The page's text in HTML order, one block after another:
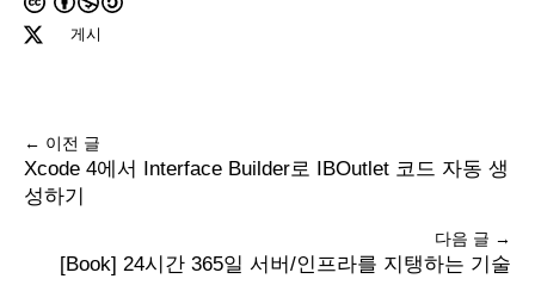
게시
← 이전 글
Xcode 4에서 Interface Builder로 IBOutlet 코드 자동 생
성하기
다음 글 →
[Book] 24시간 365일 서버/인프라를 지탱하는 기술